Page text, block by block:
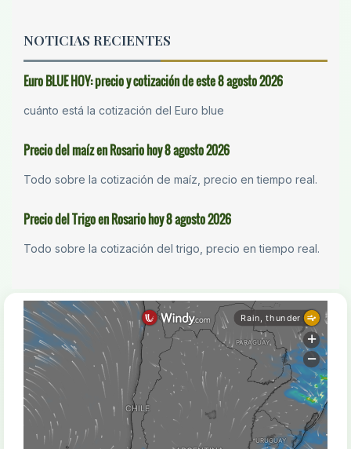
NOTICIAS RECIENTES
Euro BLUE HOY: precio y cotización de este 8 agosto 2026
cuánto está la cotización del Euro blue
Precio del maíz en Rosario hoy 8 agosto 2026
Todo sobre la cotización de maíz, precio en tiempo real.
Precio del Trigo en Rosario hoy 8 agosto 2026
Todo sobre la cotización del trigo, precio en tiempo real.